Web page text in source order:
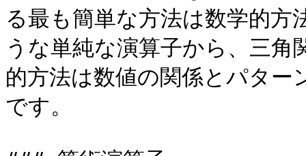
る最も簡単な方法は数学的
うな単純な演算子から、三
的方法は数値の関係とパタ
です。